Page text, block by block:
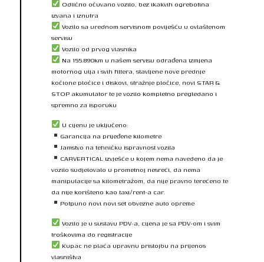
Odlično očuvano vozilo, bez ikakvih ogrebotina
izvana i iznutra
Vozilo sa urednom servisnom poviješću u ovlaštenom
servisu
Vozilo od prvog vlasnika
Na 155.890km u našem servisu odrađena izmjena
motornog ulja i svih filtera, stavljene nove prednje
kočione pločice i diskovi, stražnje pločice, novi STAR &
STOP akumulator te je vozilo kompletno pregledano i
spremno za isporuku
U cijenu je uključeno:
Garancija na prijeđene kilometre
Jamstvo na tehničku ispravnost vozila
CARVERTICAL izvješće u kojem nema navedeno da je
vozilo sudjelovalo u prometnoj nesreći, da nema
manipulacije sa kilometražom, da nije pravno terećeno te
da nije korišteno kao taxi/rent-a car.
Potpuno novi novi set obvezne auto opreme
Vozilo je u sustavu PDV-a, cijena je sa PDV-om i svim
troškovima do registracije
Kupac ne plaća upravnu pristojbu na prijenos
vlasništva